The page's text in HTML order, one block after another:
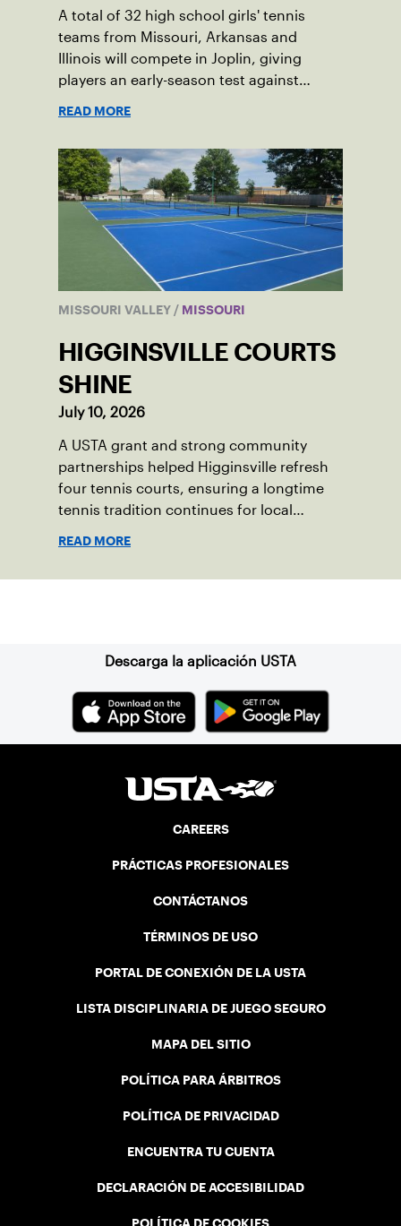
A total of 32 high school girls' tennis
teams from Missouri, Arkansas and
Illinois will compete in Joplin, giving
players an early-season test against
READ MORE
MISSOURI VALLEY / MISSOURI
HIGGINSVILLE COURTS
SHINE
July 10, 2026
A USTA grant and strong community
partnerships helped Higginsville refresh
four tennis courts, ensuring a longtime
tennis tradition continues for local
READ MORE
Descarga la aplicación USTA
CAREERS
PRÁCTICAS PROFESIONALES
CONTÁCTANOS
TÉRMINOS DE USO
PORTAL DE CONEXIÓN DE LA USTA
LISTA DISCIPLINARIA DE JUEGO SEGURO
MAPA DEL SITIO
POLÍTICA PARA ÁRBITROS
POLÍTICA DE PRIVACIDAD
ENCUENTRA TU CUENTA
DECLARACIÓN DE ACCESIBILIDAD
POLÍTICA DE COOKIES